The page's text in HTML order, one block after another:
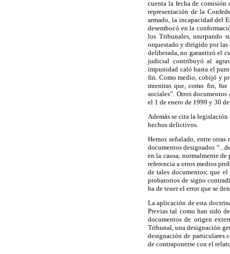
cuenta la fecha de
representación de la
armado, la incapacidad del
desembocó en la
los Tribunales, usurpando
orquestado y dirigido por
deliberada, no garantizó el
judicial contribuyó al
impunidad caló hasta el
fin. Como medio, cobijó y
mientras que, como fin,
sociales”. Otros
el 1 de enero de 1999 y 30
Además se cita la
hechos delictivos.
Hemos señalado, entre
documentos designados
en la causa; normalmente
referencia a otros medios
de tales documentos; que
probatorios de signo
ha de tener el error que se
La aplicación de esta
Previas tal como han sido
documentos de origen
Tribunal, una designación
designación de particulares
de contraponerse con el